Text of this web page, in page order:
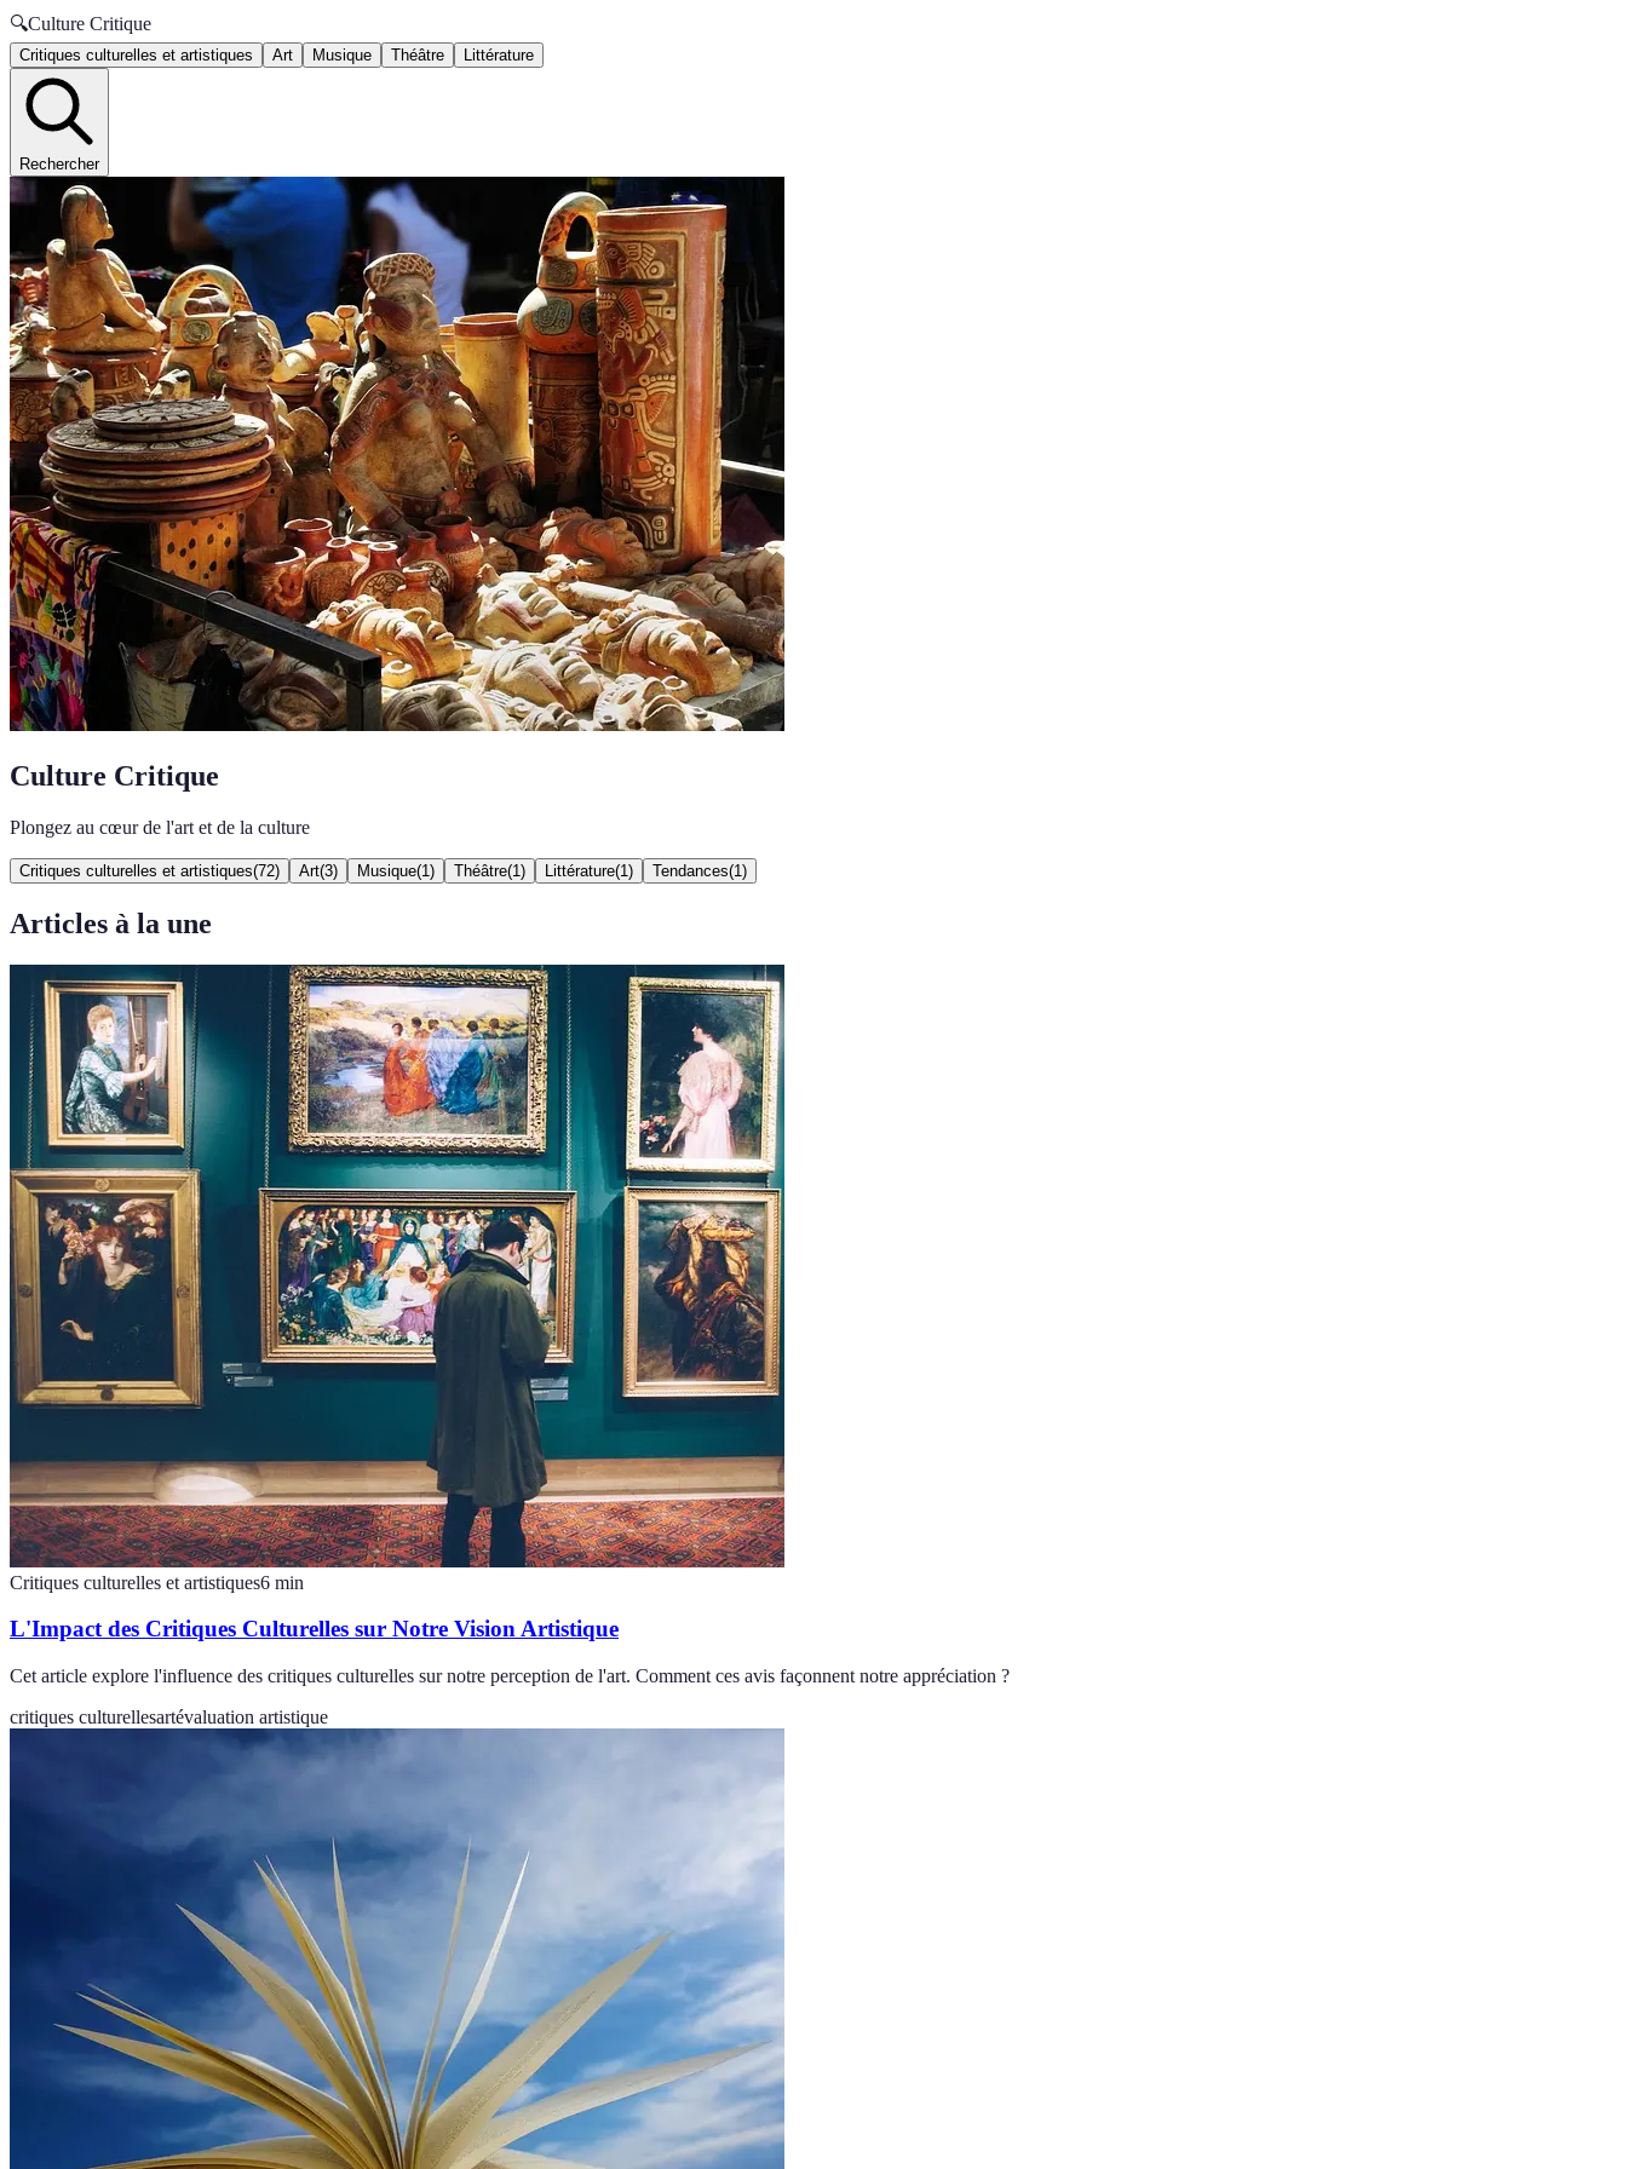
🔍Culture Critique
Critiques culturelles et artistiques Art Musique Théâtre Littérature
Rechercher
Culture Critique
Plongez au cœur de l'art et de la culture
Critiques culturelles et artistiques(72) Art(3) Musique(1 ) Théâtre(1 ) Littérature(1 ) Tendances(1 )
Articles à la une
Critiques culturelles et artistiques6 min
L'Impact des Critiques Culturelles sur Notre Vision Artistique
Cet article explore l'influence des critiques culturelles sur notre perception de l'art. Comment ces avis façonnent notre appréciation ?
critiques culturellesartévaluation artistique